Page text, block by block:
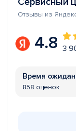
Отзывы из
4.8 3
Время
858 оценок